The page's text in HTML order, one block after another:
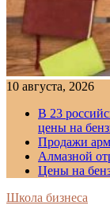
10 августа, 2026
В 23
цены на
Продажи
Алмазной
Цены на
Школа бизнеса